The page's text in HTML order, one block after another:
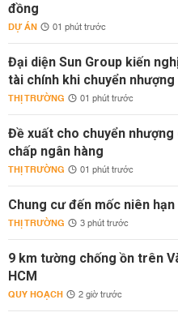
đồng
DỰ ÁN 01 phút trước
Đại diện Sun Group kiến
tài chính khi chuyển nhượng
THỊ TRƯỜNG 01 phút trước
Đề xuất cho chuyển
chấp ngân hàng
THỊ TRƯỜNG 01 phút trước
Chung cư đến mốc niên
THỊ TRƯỜNG 3 phút trước
9 km tường chống ồn trên
HCM
QUY HOẠCH 2 giờ trước